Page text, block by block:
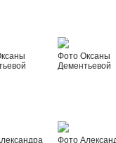
Фото Оксаны
Дементьевой
Фото